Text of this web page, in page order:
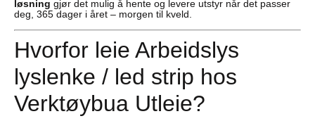
løsning gjør det mulig å hente og levere utstyr når det passer
deg, 365 dager i året – morgen til kveld.
Hvorfor leie Arbeidslys
lyslenke / led strip hos
Verktøybua Utleie?